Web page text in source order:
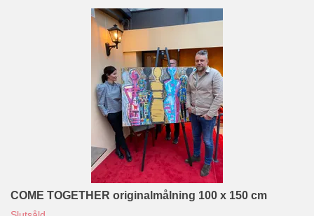
COME TOGETHER originalmålning 100 x 150 cm